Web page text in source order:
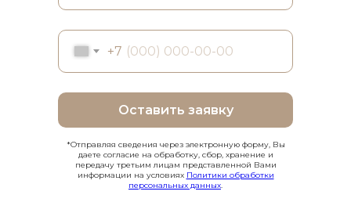
+7
Оставить заявку
*Отправляя сведения через электронную форму, Вы
даете согласие на обработку, сбор, хранение и
передачу третьим лицам представленной Вами
информации на условиях Политики обработки
персональных данных.